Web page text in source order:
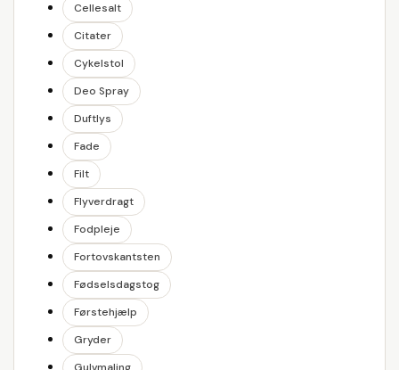
Cellesalt
Citater
Cykelstol
Deo Spray
Duftlys
Fade
Filt
Flyverdragt
Fodpleje
Fortovskantsten
Fødselsdagstog
Førstehjælp
Gryder